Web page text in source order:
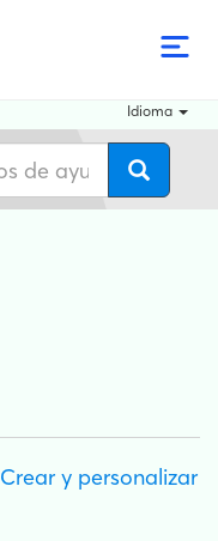
Idioma
Crear y personalizar